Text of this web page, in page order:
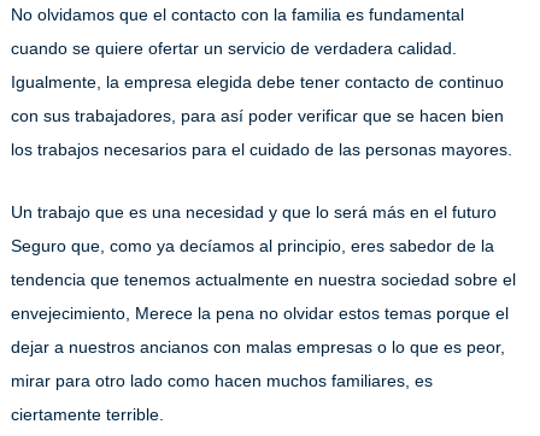
No olvidamos que el contacto con la familia es fundamental
cuando se quiere ofertar un servicio de verdadera calidad.
Igualmente, la empresa elegida debe tener contacto de continuo
con sus trabajadores, para así poder verificar que se hacen bien
los trabajos necesarios para el cuidado de las personas mayores.
Un trabajo que es una necesidad y que lo será más en el futuro
Seguro que, como ya decíamos al principio, eres sabedor de la
tendencia que tenemos actualmente en nuestra sociedad sobre el
envejecimiento, Merece la pena no olvidar estos temas porque el
dejar a nuestros ancianos con malas empresas o lo que es peor,
mirar para otro lado como hacen muchos familiares, es
ciertamente terrible.